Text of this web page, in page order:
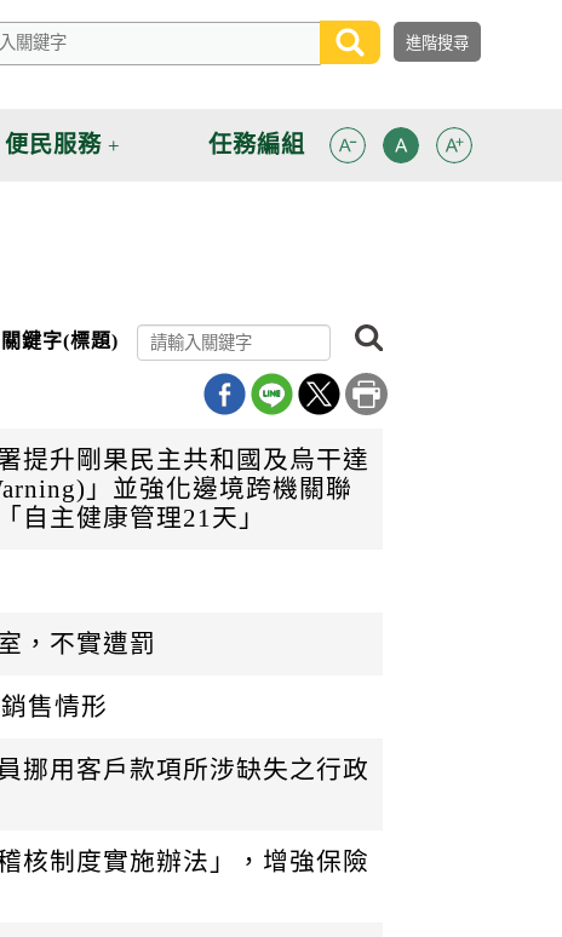
便民服務 任務編組
關鍵字(標題)
尋
提升剛果民主共和國及烏干達
」並強化邊境跨機關聯
自主健康管理21天」
，不實遭罰
售情形
挪用客戶款項所涉缺失之行政
核制度實施辦法」，增強保險